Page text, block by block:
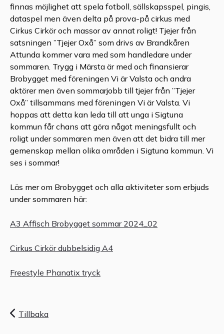
finnas möjlighet att spela fotboll, sällskapsspel, pingis,
dataspel men även delta på prova-på cirkus med
Cirkus Cirkör och massor av annat roligt! Tjejer från
satsningen ”Tjejer Oxå” som drivs av Brandkåren
Attunda kommer vara med som handledare under
sommaren. Trygg i Märsta är med och finansierar
Brobygget med föreningen Vi är Valsta och andra
aktörer men även sommarjobb till tjejer från ”Tjejer
Oxå” tillsammans med föreningen Vi är Valsta. Vi
hoppas att detta kan leda till att unga i Sigtuna
kommun får chans att göra något meningsfullt och
roligt under sommaren men även att det bidra till mer
gemenskap mellan olika områden i Sigtuna kommun. Vi
ses i sommar!
Läs mer om Brobygget och alla aktiviteter som erbjuds
under sommaren här:
A3 Affisch Brobygget sommar 2024_02
Cirkus Cirkör dubbelsidig A4
Freestyle Phanatix tryck
Tillbaka